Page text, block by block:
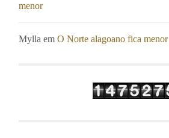
menor
Mylla emO Norte alagoano fica menor